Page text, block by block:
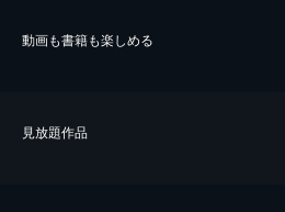
動画も書籍も楽しめる
⾒放題作品